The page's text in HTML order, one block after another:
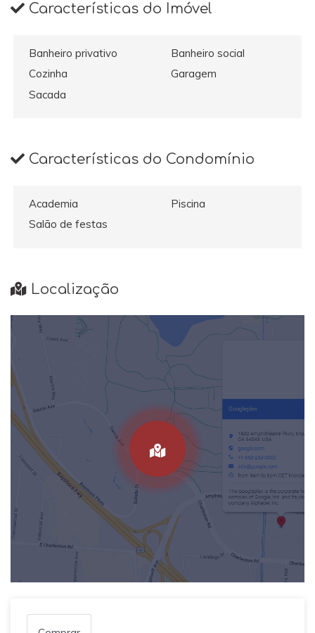
Características do Imóvel
Banheiro privativo
Banheiro social
Cozinha
Garagem
Sacada
Características do Condomínio
Academia
Piscina
Salão de festas
Localização